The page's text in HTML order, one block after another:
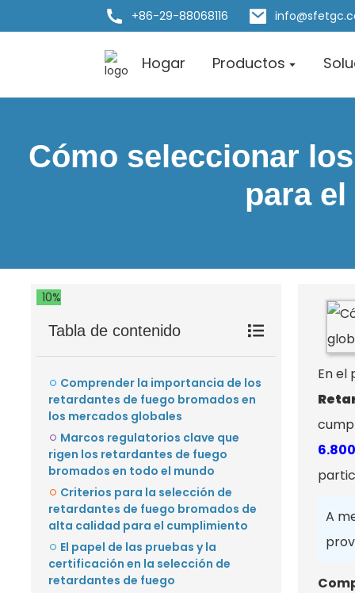
+86-29-88068116
Hogar Productos
Cómo seleccionar
para
10%
Tabla de contenido
Comprender la importancia de los
retardantes de fuego bromados en
los mercados globales
Marcos regulatorios clave que
rigen los retardantes de fuego
bromados en todo el mundo
Criterios para la selección de
retardantes de fuego bromados de
alta calidad para el cumplimiento
El papel de las pruebas y la
certificación en la selección de
retardantes de fuego
En el
A